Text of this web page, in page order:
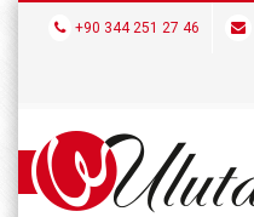
+90 344 251 27 46